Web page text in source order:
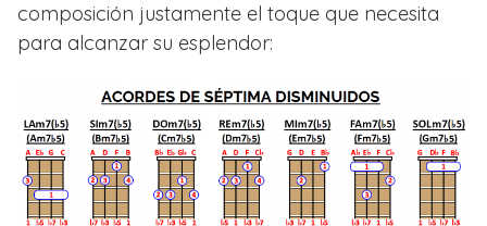
composición justamente el toque que necesita
para alcanzar su esplendor: